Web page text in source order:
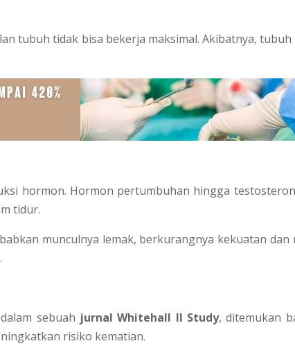
tubuh tidak bisa bekerja maksimal. Akibatnya, tubuh
hormon. Hormon pertumbuhan hingga
tidur.
munculnya lemak, berkurangnya kekuatan dan
sebuah jurnal Whitehall II Study, ditemukan
risiko kematian.